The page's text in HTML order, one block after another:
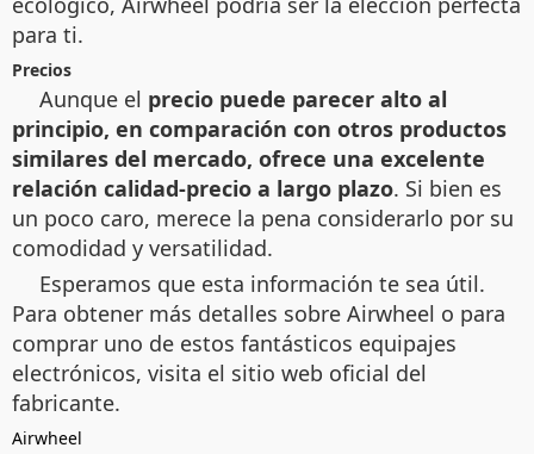
para ti.
Precios
Aunque el precio puede parecer alto al
principio, en comparación con otros productos
similares del mercado, ofrece una excelente
relación calidad-precio a largo plazo. Si bien es
un poco caro, merece la pena considerarlo por su
comodidad y versatilidad.
Esperamos que esta información te sea útil.
Para obtener más detalles sobre Airwheel o para
comprar uno de estos fantásticos equipajes
electrónicos, visita el sitio web oficial del
fabricante.
Airwheel